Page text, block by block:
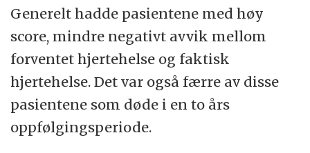
Generelt hadde pasientene med høy
score, mindre negativt avvik mellom
forventet hjertehelse og faktisk
hjertehelse. Det var også færre av disse
pasientene som døde i en to års
oppfølgingsperiode.